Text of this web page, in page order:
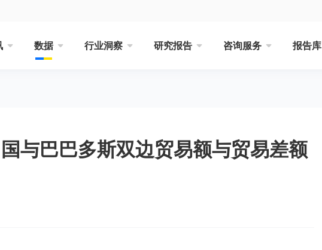
数据 行业洞察 研究报告 咨询服务 报告库
与巴巴多斯双边贸易额与贸易差额